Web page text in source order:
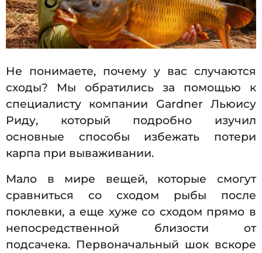
.
2
0
7
Не понимаете, почему у вас случаются
сходы? Мы обратились за помощью к
специалисту компании Gardner Льюису
Риду, который подробно изучил
основные способы избежать потери
карпа при вываживании.
Мало в мире вещей, которые смогут
сравниться со сходом рыбы после
поклевки, а еще хуже со сходом прямо в
непосредственной близости от
подсачека. Первоначальный шок вскоре